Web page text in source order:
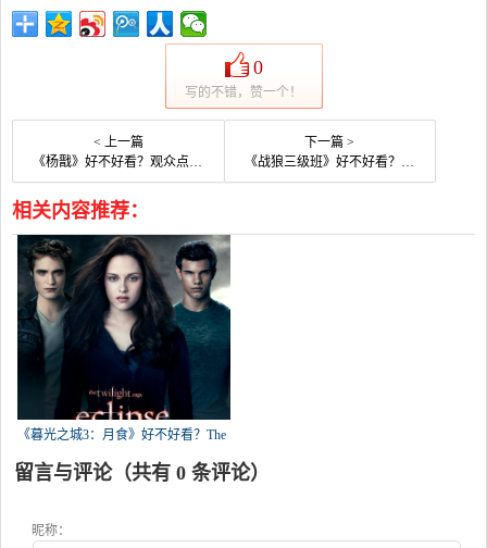
0
写的不错，赞一个！
< 上一篇
《杨戬》好不好看？观众点评及剧本
下一篇 >
《战狼三级班》好不好看？观众点评及剧本
相关内容推荐：
《暮光之城3：月食》好不好看？The
Twi
留言与评论（共有 0 条评论）
昵称：